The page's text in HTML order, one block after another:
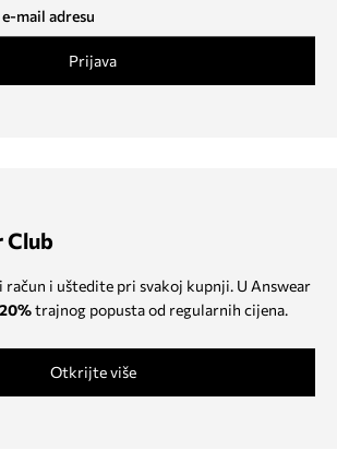
Prijava
Club
i uštedite pri svakoj kupnji. U Answear
20%trajnog popusta od regularnih cijena.
Otkrijte više